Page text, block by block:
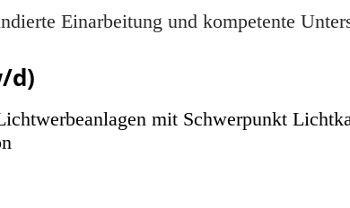
Einarbeitung und kompetente
d)
mit Schwerpunkt